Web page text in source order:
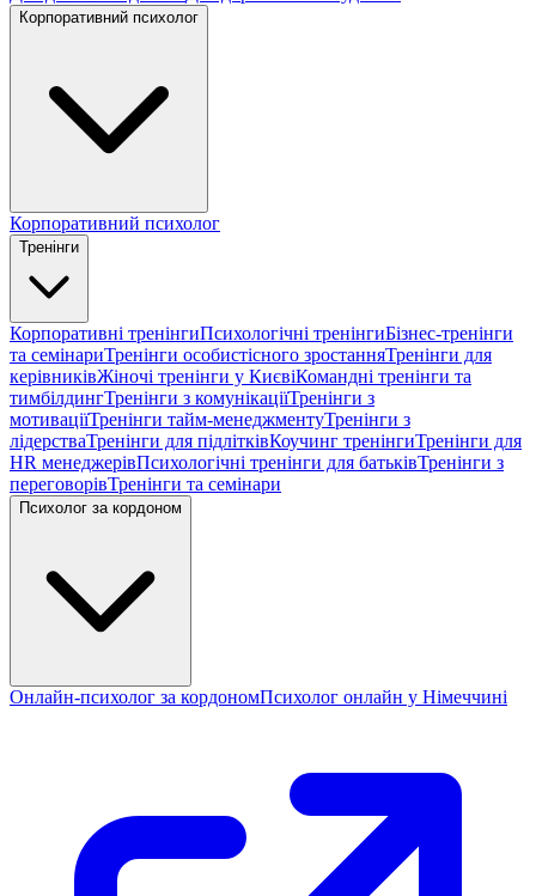
Корпоративний психолог
Корпоративний психолог
Тренінги
Корпоративні тренінгиПсихологічні тренінгиБізнес-тренінги
та семінариТренінги особистісного зростанняТренінги для
керівниківЖіночі тренінги у КиєвіКомандні тренінги та
тимбілдингТренінги з комунікаціїТренінги з
мотиваціїТренінги тайм-менеджментуТренінги з
лідерстваТренінги для підлітківКоучинг тренінгиТренінги для
HR менеджерівПсихологічні тренінги для батьківТренінги з
переговорівТренінги та семінари
Психолог за кордоном
Онлайн-психолог за кордономПсихолог онлайн у Німеччині